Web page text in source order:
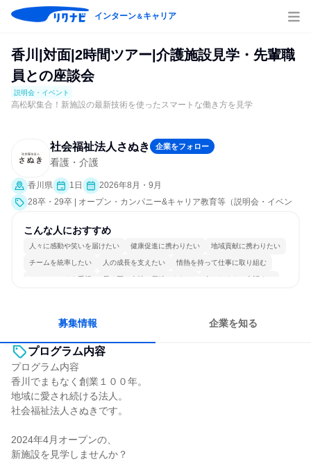
インターン＆キャリア
香川|対面|2時間ツアー|介護施設見学・先輩職
員との座談会
説明会・イベント
高松駅集合！新施設の最新技術を使ったスマートな働き方を見学
社会福祉法人さぬき 企業をフォロー
看護・介護
香川県 1日
2026年8月・9月
28卒・29卒 | オープン・カンパニー&キャリア教育等（説明会・イベン
こんな人におすすめ
人々に感動や笑いを届けたい 健康促進に携わりたい 地域貢献に携わりたい
チームを統率したい 人の成長を支えたい 情熱を持って仕事に取り組む
チームワークを重視 長く同じ会社に居続けられる 人とたくさん会話する
募集情報 企業を知る
プログラム内容
プログラム内容
香川でまもなく創業１００年。
地域に愛され続ける法人。
社会福祉法人さぬきです。
2024年4月オープンの、
新施設を見学しませんか？